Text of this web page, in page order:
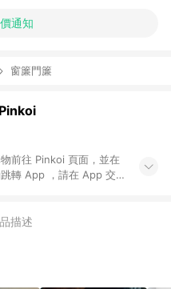
通知
窗簾門簾
前往 Pinkoi 頁面，並在
轉 App ，請在 App 交
如首購優惠，P coins，
。 6. APP 請更新至
描述